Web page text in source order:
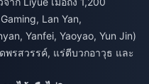
Lan Yan,
Yanfei, Yaoyao, Yun Jin)
พรสวรรค์, แร่ตีบวกอาวุธ และ